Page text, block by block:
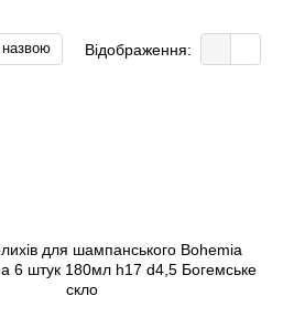
назвою Відображення: